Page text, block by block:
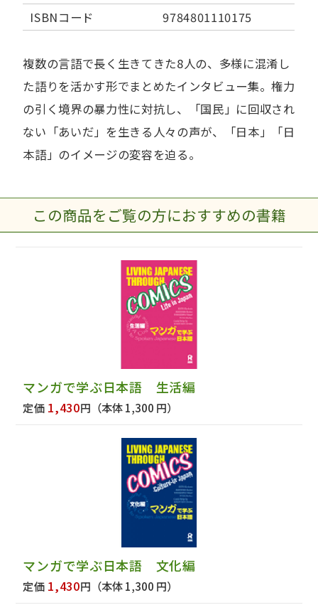
ISBNコード
9784801110175
複数の言語で長く生きてきた8人の、多様に混淆し
た語りを活かす形でまとめたインタビュー集。権力
の引く境界の暴力性に対抗し、「国民」に回収され
ない「あいだ」を生きる人々の声が、「日本」「日
本語」のイメージの変容を迫る。
この商品をご覧の方におすすめの書籍
マンガで学ぶ日本語 生活編
定価 1,430円 （本体 1,300 円）
マンガで学ぶ日本語 文化編
定価 1,430円 （本体 1,300 円）